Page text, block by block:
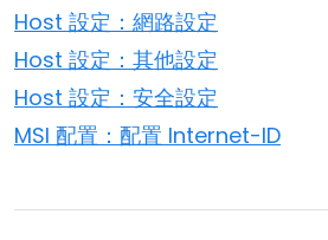
Host 設定：網路設定
Host 設定：其他設定
Host 設定：安全設定
MSI 配置：配置 Internet-ID